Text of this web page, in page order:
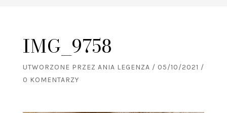
IMG_9758
UTWORZONE PRZEZ ANIA LEGENZA / 05/10/2021 /
0 KOMENTARZY